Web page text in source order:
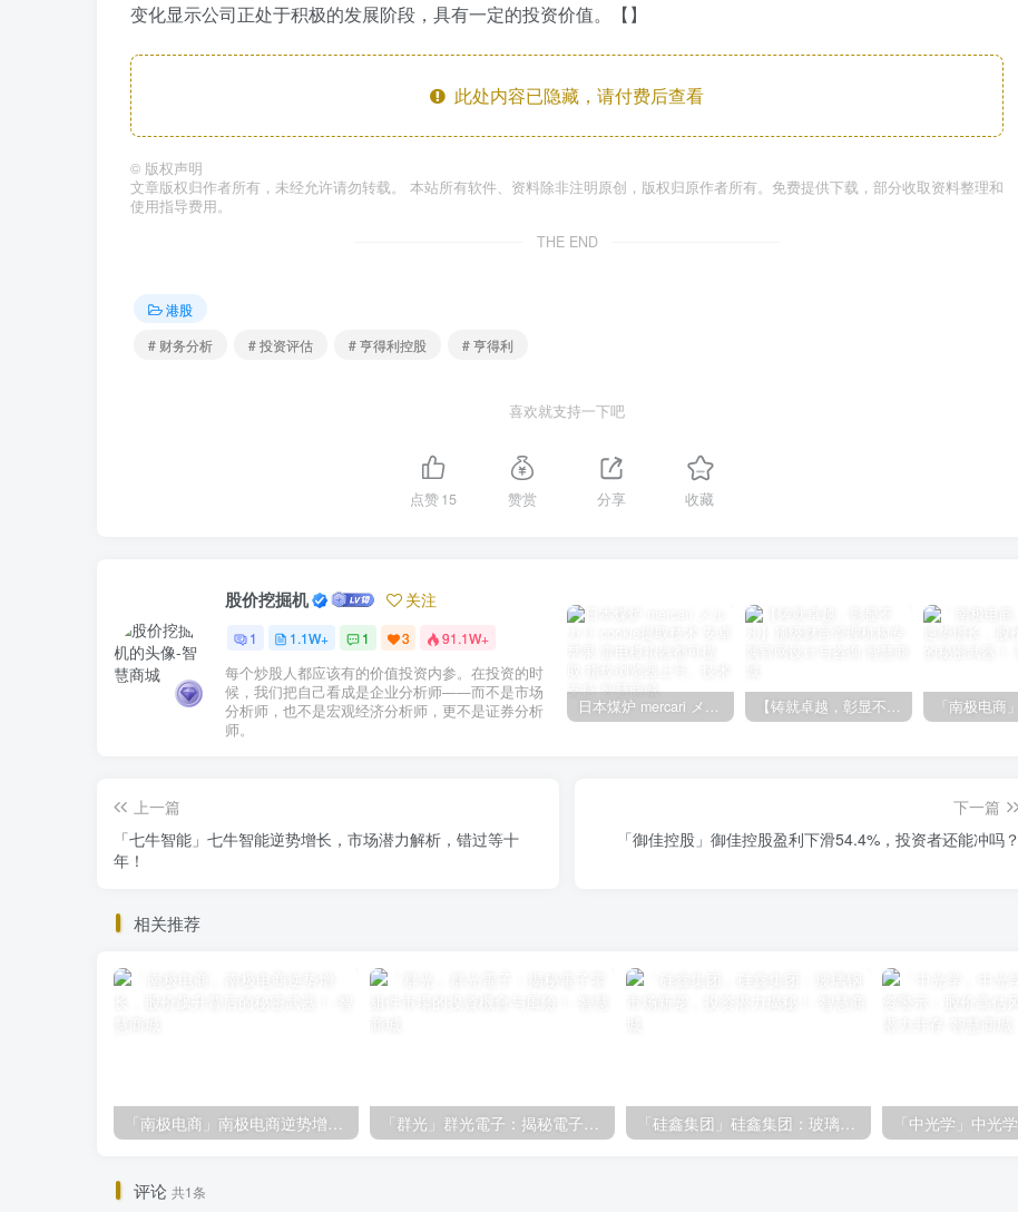
变化显示公司正处于积极的发展阶段，具有一定的投资价值。【】
此处内容已隐藏，请付费后查看
© 版权声明
文章版权归作者所有，未经允许请勿转载。 本站所有软件、资料除非注明原创，版权归原作者所有。免费提供下载，部分收取资料整理和
使用指导费用。
THE END
港股
# 财务分析
# 投资评估 # 亨得利控股 # 亨得利
喜欢就支持一下吧
点赞15 赞赏 分享 收藏
股价挖掘机 关注
1 1.1W+ 1 3 91.1W+
每个炒股人都应该有的价值投资内参。在投资的时
候，我们把自己看成是企业分析师——而不是市场
分析师，也不是宏观经济分析师，更不是证券分析
师。
日本煤炉 mercari メルカリ cookie提取技术 安卓 苹果 雷电模拟器都可提取,指纹浏览器上号。技术支持 【铸就卓越，彰显不凡】顶级财富管理机构专属官网设计与咨询
上一篇
「七牛智能」七牛智能逆势增长，市场潜力解析，错过等十
年！
下一篇
「御佳控股」御佳控股盈利下滑54.4%，投资者还能冲吗？
相关推荐
「南极电商」南极电商逆势增长，股价飙升背后的秘密武器！ 「硅鑫集团」硅鑫集团：玻璃钢市场新宠，投资潜力揭秘！
评论 共1条